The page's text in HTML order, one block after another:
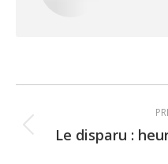
navigation
Le disparu :